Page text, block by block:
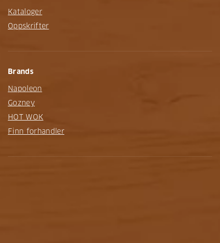
Kataloger
Oppskrifter
Brands
Napoleon
Gozney
HOT WOK
Finn forhandler